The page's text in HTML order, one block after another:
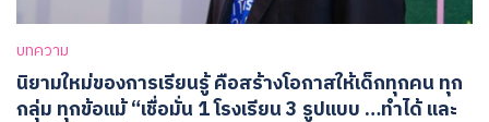
บทความ
นิยามใหม่ของการเรียนรู้ คือสร้างโอกาสให้เด็กทุกคน ทุก
กลุ่ม ทุกข้อแม้ “เชื่อมั่น 1 โรงเรียน 3 รูปแบบ …ทำได้ และ